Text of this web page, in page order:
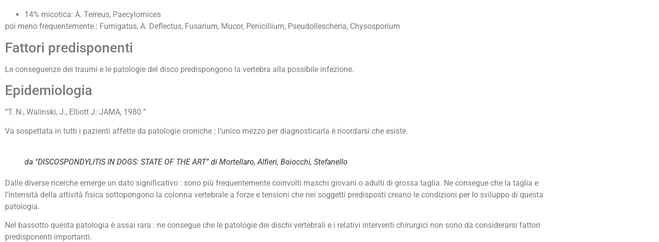
14% micotica: A. Terreus, Paecylomices
poi meno frequentemente : Fumigatus, A. Deflectus, Fusarium, Mucor, Penicillium, Pseudollescheria, Chysosporium
Fattori predisponenti
Le conseguenze dei traumi e le patologie del disco predispongono la vertebra alla possibile infezione.
Epidemiologia
“T. N., Walinski, J., Elliott J: JAMA, 1980 ”
Va sospettata in tutti i pazienti affette da patologie croniche : l’unico mezzo per diagnosticarla è ricordarsi che esiste.
da “DISCOSPONDYLITIS IN DOGS: STATE OF THE ART” di Mortellaro, Alfieri, Boiocchi, Stefanello
Dalle diverse ricerche emerge un dato significativo : sono più frequentemente coinvolti maschi giovani o adulti di grossa taglia. Ne consegue che la taglia e
l’intensità della attività fisica sottopongono la colonna vertebrale a forze e tensioni che nei soggetti predisposti creano le condizioni per lo sviluppo di questa
patologia.
Nel bassotto questa patologia è assai rara : ne consegue che le patologie dei dischi vertebrali e i relativi interventi chirurgici non sono da considerarsi fattori
predisponenti importanti.